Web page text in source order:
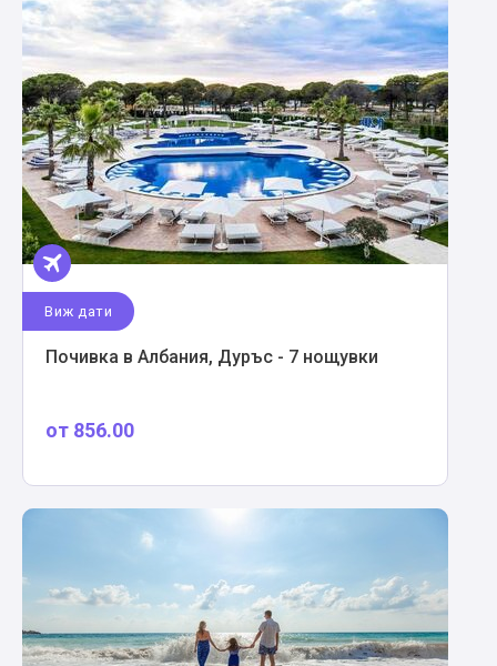
Виж дати
Почивка в Албания, Дуръс - 7 нощувки
от 856.00